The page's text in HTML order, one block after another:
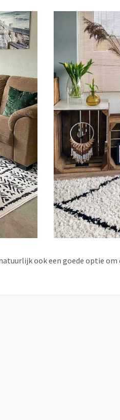
ook een goede optie om